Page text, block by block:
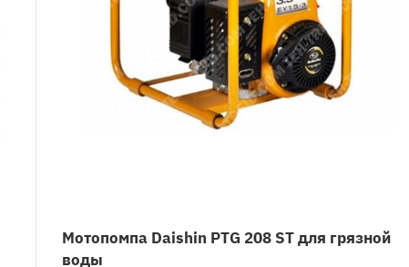
Мотопомпа Daishin PTG 208 ST для грязной
воды